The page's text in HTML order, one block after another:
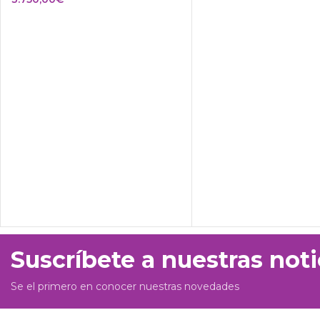
Suscríbete a nuestras
Se el primero en conocer nuestras novedades